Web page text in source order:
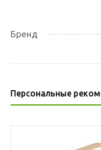
Бренд
Персональные